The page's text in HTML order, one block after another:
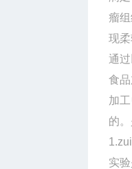
瘤
现
通
食
加
的
1.
实